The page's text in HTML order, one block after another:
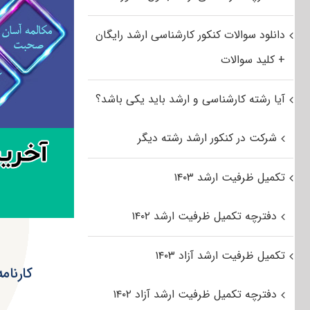
دانلود سوالات کنکور کارشناسی ارشد رایگان
+ کلید سوالات
آیا رشته کارشناسی و ارشد باید یکی باشد؟
شرکت در کنکور ارشد رشته دیگر
تکمیل ظرفیت ارشد ۱۴۰۳
دفترچه تکمیل ظرفیت ارشد ۱۴۰۲
تکمیل ظرفیت ارشد آزاد ۱۴۰۳
دفترچه تکمیل ظرفیت ارشد آزاد ۱۴۰۲